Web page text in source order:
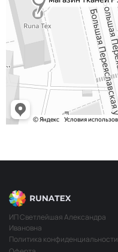
ИП Светлейшая Александра
Ивановна
Политика конфиденциальности